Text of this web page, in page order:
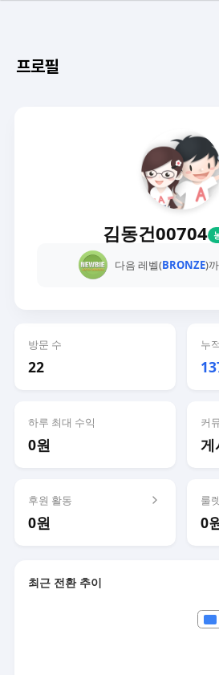
프로필
김동건00704
다음 레벨(BRONZE)
방문 수
22
누
하루 최대 수익
0원
커
게
후원 활동
0원
룰
0
최근 전환 추이